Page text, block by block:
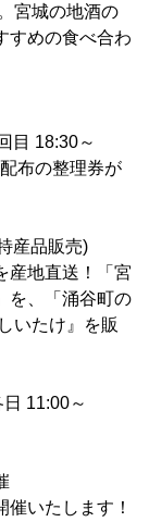
宮城の地酒の
すめの食べ合わ
18:30～
の整理券が
産品販売)
産地直送！「宮
を、「涌谷町の
いたけ』を販
11:00～
いたします！